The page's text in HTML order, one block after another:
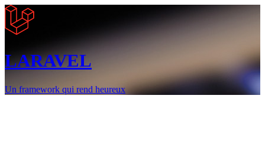
LARAVEL
Un framework qui rend heureux